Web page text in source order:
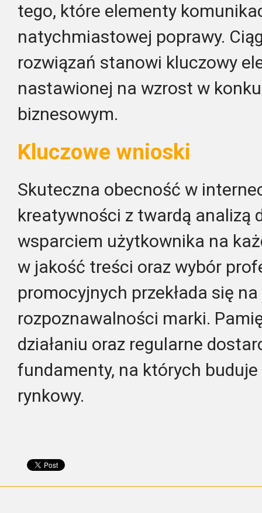
tego, które elementy
natychmiastowej poprawy.
rozwiązań stanowi kluczowy
nastawionej na wzrost w
biznesowym.
Kluczowe wnioski
Skuteczna obecność w
kreatywności z twardą analizą
wsparciem użytkownika na
w jakość treści oraz wybór
promocyjnych przekłada się
rozpoznawalności marki.
działaniu oraz regularne
fundamenty, na których buduje
rynkowy.